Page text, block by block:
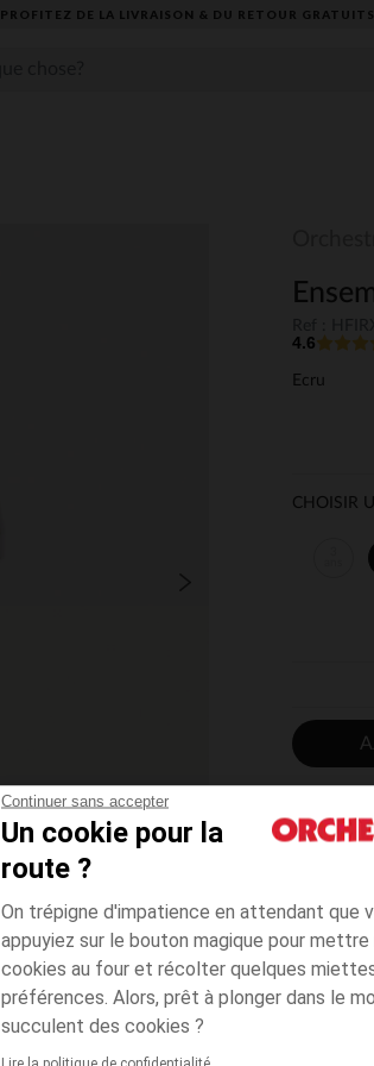
Continuer sans accepter
Un cookie pour la
route ?
On trépigne d'impatience en attendant que
appuyiez sur le bouton magique pour mettre
cookies au four et récolter quelques
préférences. Alors, prêt à plonger dans le
succulent des cookies ?
PROFITEZ DE LA LIVRAISON & DU RETOUR
4.6
Ecru
CHOISIR